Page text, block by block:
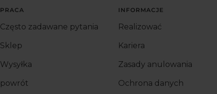
PRACA
Często zadawane pytania
Sklep
Wysyłka
powrót
INFORMACJE
Realizować
Kariera
Zasady anulowania
Ochrona danych